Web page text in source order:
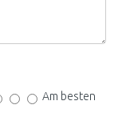
Am besten